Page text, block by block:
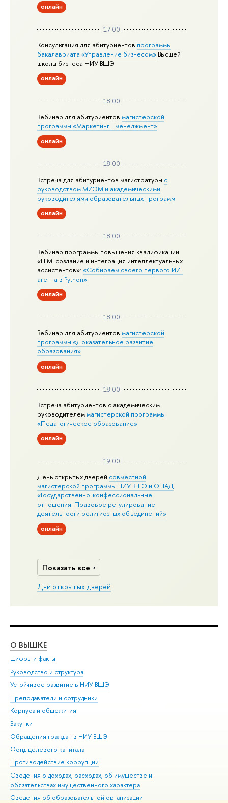
онлайн
17:00
Консультация для абитуриентов программы
бакалавриата «Управление бизнесом» Высшей
школы бизнеса НИУ ВШЭ
онлайн
18:00
Вебинар для абитуриентовмагистерской
программы «Маркетинг - менеджмент»
онлайн
18:00
Встреча для абитуриентов магистратуры с
руководством МИЭМ и академическими
руководителями образовательных программ
онлайн
18:00
Вебинар программы повышения квалификации
«LLM: создание и интеграция интеллектуальных
ассистентов»:«Собираем своего первого ИИ-
агента в Python»
онлайн
18:00
Вебинар для абитуриентовмагистерской
программы «Доказательное развитие
образования»
онлайн
18:00
Встреча абитуриентов с академическим
руководителеммагистерской программы
«Педагогическое образование»
онлайн
19:00
День открытых дверей совместной
магистерской программы НИУ ВШЭ и ОЦАД
«Государственно-конфессиональные
отношения. Правовое регулирование
деятельности религиозных объединений»
онлайн
Показать все
Дни открытых дверей
О ВЫШКЕ
Цифры и факты
Руководство и структура
Устойчивое развитие в НИУ ВШЭ
Преподаватели и сотрудники
Корпуса и общежития
Закупки
Обращения граждан в НИУ ВШЭ
Фонд целевого капитала
Противодействие коррупции
Сведения о доходах, расходах, об имуществе и
обязательствах имущественного характера
Сведения об образовательной организации